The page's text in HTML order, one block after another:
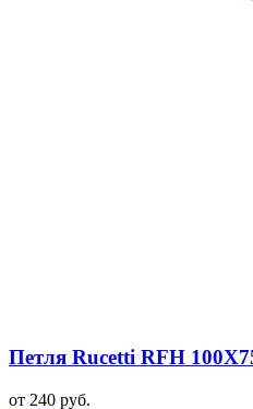
Петля Rucetti RFH
от 240 руб.